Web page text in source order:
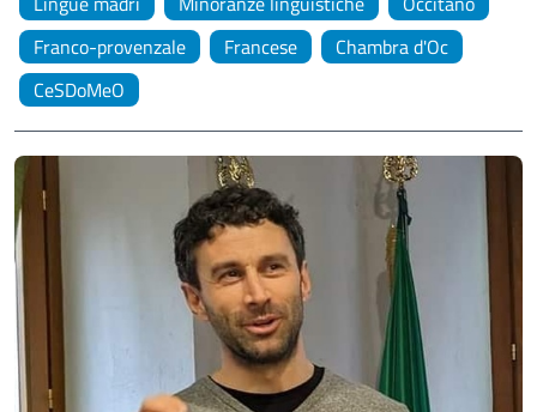
Franco-provenzale
Francese
Chambra d'Oc
CeSDoMeO